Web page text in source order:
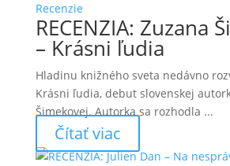
Recenzie
RECENZIA: Zuzana
– Krásni ľudia
Hladinu knižného sveta nedávno
Krásni ľudia, debut slovenskej
Šimekovej. Autorka sa rozhodla ...
Čítať viac